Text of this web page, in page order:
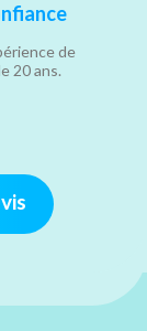
de
20 ans.